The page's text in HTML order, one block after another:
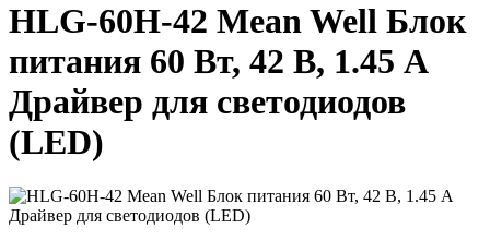
HLG-60H-42 Mean Well Блок
питания 60 Вт, 42 В, 1.45 А
Драйвер для светодиодов
(LED)